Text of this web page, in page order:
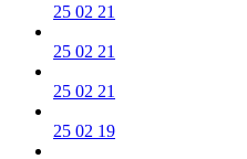
25 02 21
25 02 21
25 02 21
25 02 19